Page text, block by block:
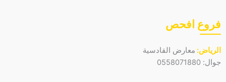
فروع افحص
الرياض: معارض القادسية
جوال: 0558071880